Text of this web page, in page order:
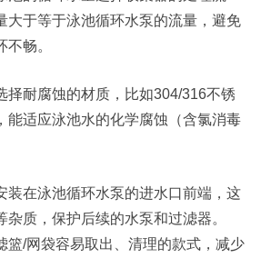
大于等于泳池循环水泵的流量，避免
畅。
择耐腐蚀的材质，比如304/316不锈
能适应泳池水的化学腐蚀（含氯消毒
装在泳池循环水泵的进水口前端，这
质，保护后续的水泵和过滤器。
篮/网袋容易取出、清理的款式，减少